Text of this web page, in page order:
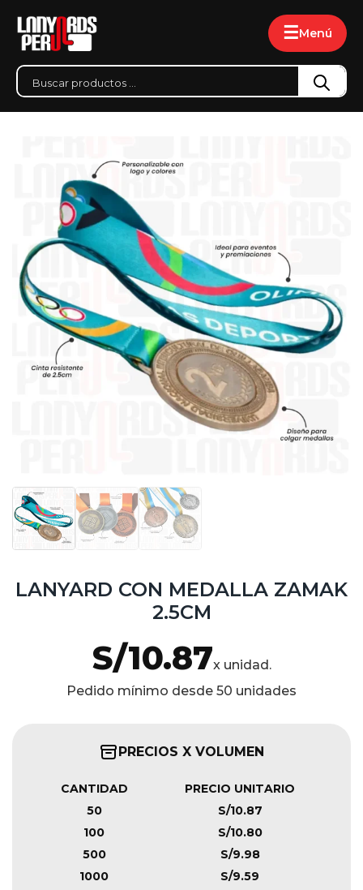
☰Menú
LANYARD CON MEDALLA ZAMAK
2.5CM
S/10.87x unidad.
Pedido mínimo desde 50 unidades
PRECIOS X VOLUMEN
CANTIDAD
PRECIO UNITARIO
50
S/10.87
100
S/10.80
500
S/9.98
1000
S/9.59